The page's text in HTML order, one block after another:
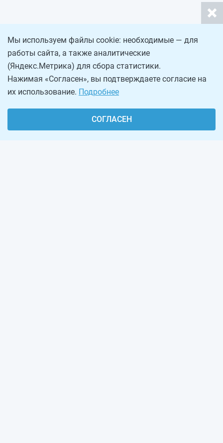
Мы используем файлы cookie: необходимые — для
работы сайта, а также аналитические
(Яндекс.Метрика) для сбора статистики.
Нажимая «Согласен», вы подтверждаете согласие на
их использование. Подробнее
СОГЛАСЕН